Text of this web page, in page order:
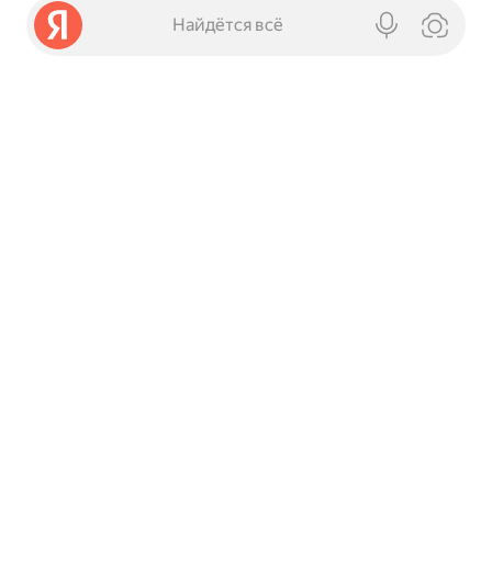
Найдётся всё